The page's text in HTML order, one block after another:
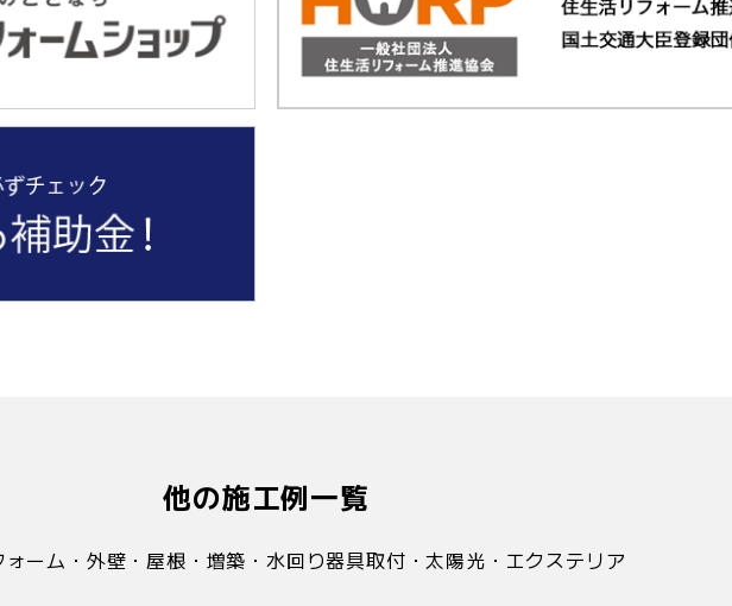
他の施工例一覧
ーム・外壁・屋根・増築・ 水回り器具取付・太陽光・エクステリア